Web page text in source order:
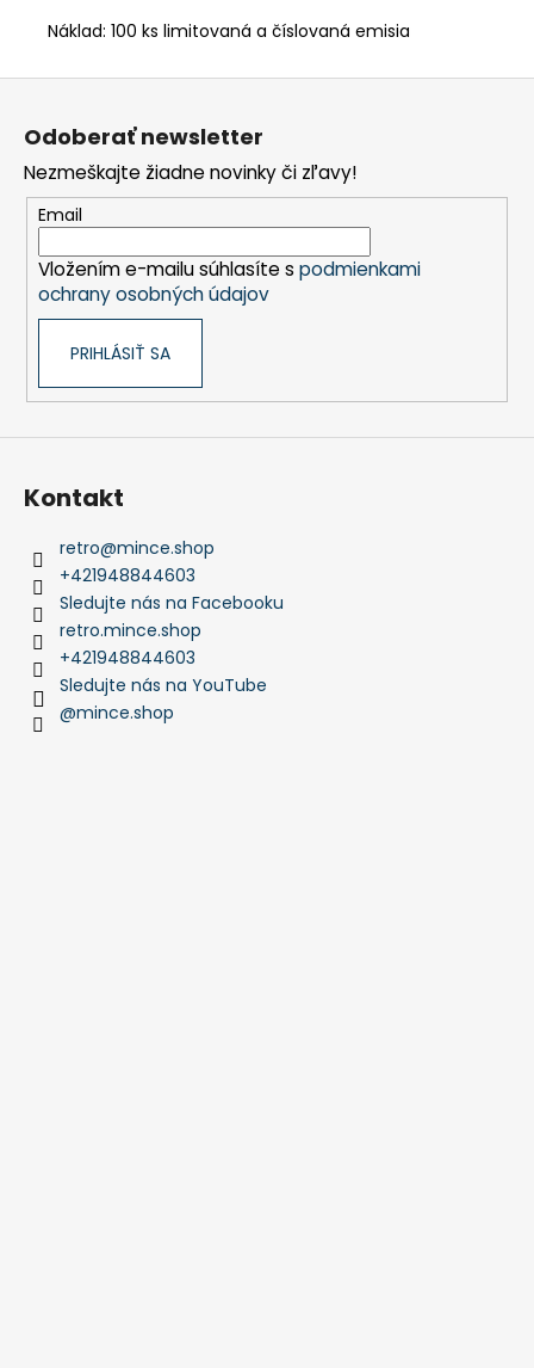
Náklad: 100 ks limitovaná a číslovaná emisia
Odoberať newsletter
Nezmeškajte žiadne novinky či zľavy!
Email
Vložením e-mailu súhlasíte s podmienkami
ochrany osobných údajov
PRIHLÁSIŤ SA
Kontakt
retro@mince.shop
+421948844603
Sledujte nás na Facebooku
retro.mince.shop
+421948844603
Sledujte nás na YouTube
@mince.shop